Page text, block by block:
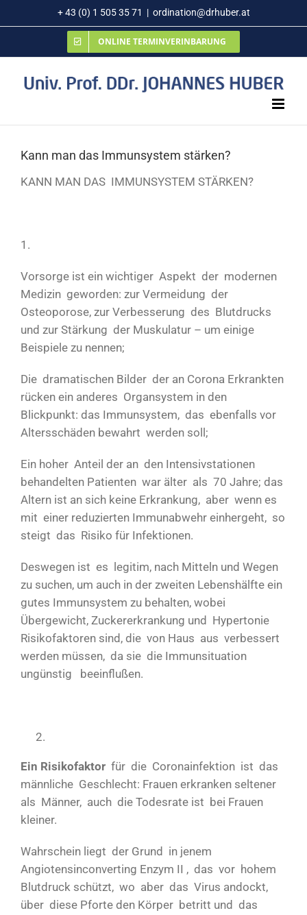
Inhalt
+ 43 (0) 1 505 35 71 | ordination@drhuber.at
ONLINE TERMINVERINBARUNG
Kann man das Immunsystem stärken?
KANN MAN DAS IMMUNSYSTEM STÄRKEN?
1.
Vorsorge ist ein wichtiger Aspekt der modernen
Medizin geworden: zur Vermeidung der
Osteoporose, zur Verbesserung des Blutdrucks
und zur Stärkung der Muskulatur – um einige
Beispiele zu nennen;
Die dramatischen Bilder der an Corona Erkrankten
rücken ein anderes Organsystem in den
Blickpunkt: das Immunsystem, das ebenfalls vor
Altersschäden bewahrt werden soll;
Ein hoher Anteil der an den Intensivstationen
behandelten Patienten war älter als 70 Jahre; das
Altern ist an sich keine Erkrankung, aber wenn es
mit einer reduzierten Immunabwehr einhergeht, so
steigt das Risiko für Infektionen.
Deswegen ist es legitim, nach Mitteln und Wegen
zu suchen, um auch in der zweiten Lebenshälfte ein
gutes Immunsystem zu behalten, wobei
Übergewicht, Zuckererkrankung und Hypertonie
Risikofaktoren sind, die von Haus aus verbessert
werden müssen, da sie die Immunsituation
ungünstig beeinflußen.
Ein Risikofaktor für die Coronainfektion ist das
männliche Geschlecht: Frauen erkranken seltener
als Männer, auch die Todesrate ist bei Frauen
kleiner.
Wahrschein liegt der Grund in jenem
Angiotensinconverting Enzym II , das vor hohem
Blutdruck schützt, wo aber das Virus andockt,
über diese Pforte den Körper betritt und das